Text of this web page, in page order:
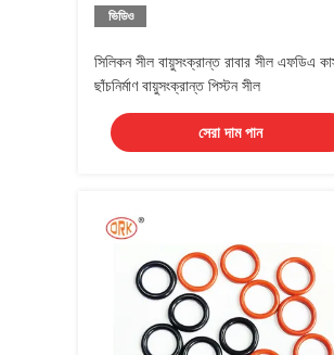
ভিডিও
সিলিকন সীল বায়ুসংক্রান্ত রাবার সীল এফডিএ
ছাঁচনির্মাণ বায়ুসংক্রান্ত পিস্টন সীল
সেরা দাম পান